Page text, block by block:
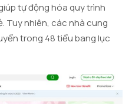
tự động hóa quy trình
Tuy nhiên, các nhà cung
trong 48 tiểu bang lục